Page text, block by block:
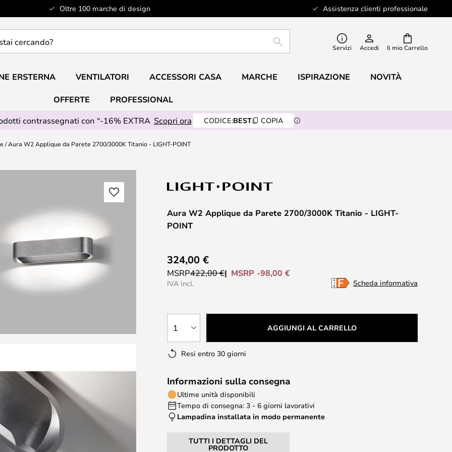
Oltre 100 marche di design Assistenza clienti professionale
Il mio Carrello
RICERCA Servizi Accedi
ERSTERNA VENTILATORI ACCESSORI CASA MARCHE ISPIRAZIONE NOVITÀ
OFFERTE
PROFESSIONAL
contrassegnati con “-16% EXTRA Scopri ora CODICE:BEST COPIA
Aura W2 Applique da Parete 2700/3000K Titanio - LIGHT-POINT
Aura W2 Applique da Parete 2700/3000K Titanio - LIGHT-
POINT
324,00 €
MSRP422,00 € MSRP -98,00 €
IVA incl. Scheda informativa
1 AGGIUNGI AL CARRELLO
Resi entro 30 giorni
Informazioni sulla consegna
Ultime unità disponibili
Tempo di consegna: 3 - 6 giorni lavorativi
Lampadina installata in modo permanente
TUTTI I DETTAGLI DEL
PRODOTTO